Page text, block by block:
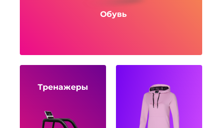
Тренажеры
Обувь